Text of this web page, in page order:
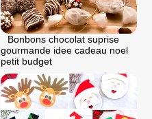
Bonbons chocolat suprise
gourmande idee cadeau noel
petit budget